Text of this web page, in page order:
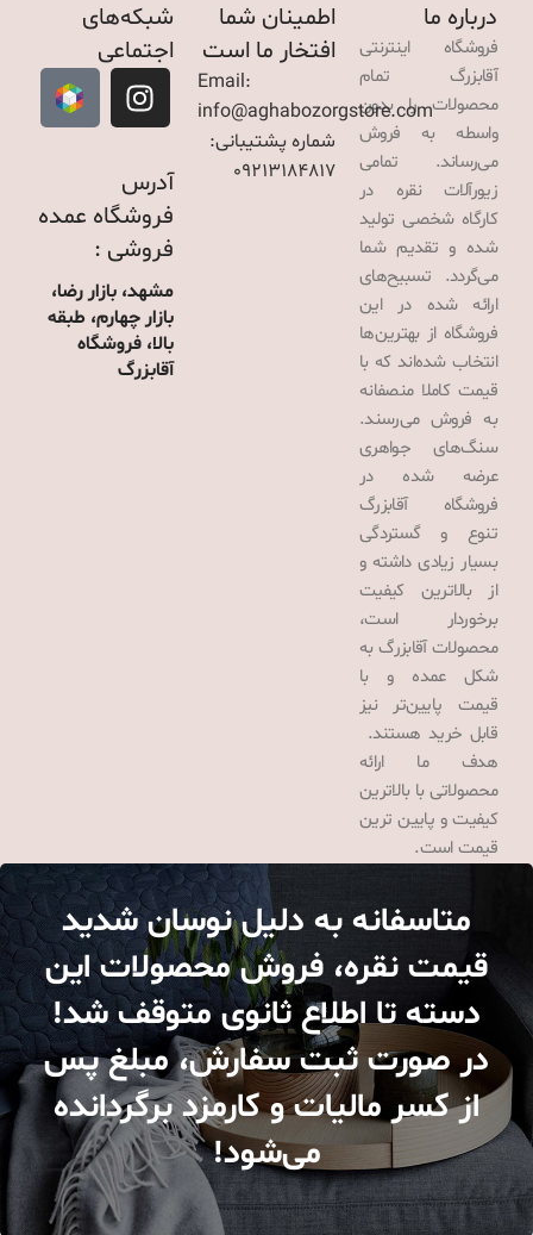
درباره ما
فروشگاه اینترنتی
آقابزرگ تمام
محصولات را بدون
واسطه به فروش
می‌رساند. تمامی
زیورآلات نقره در
کارگاه شخصی تولید
شده و تقدیم شما
می‌گردد. تسبیح‌های
ارائه شده در این
فروشگاه از بهترین‌ها
انتخاب شده‌اند که با
قیمت کاملا منصفانه
به فروش می‌رسند.
سنگ‌های جواهری
عرضه شده در
فروشگاه آقابزرگ
تنوع و گستردگی
بسیار زیادی داشته و
از بالاترین کیفیت
برخوردار است،
محصولات آقابزرگ به
شکل عمده و با
قیمت پایین‌تر نیز
قابل خرید هستند.
هدف ما ارائه
محصولاتی با بالاترین
کیفیت و پایین ترین
قیمت است.
اطمینان شما
افتخار ما است
Email:
info@aghabozorgstore.com
شماره پشتیبانی:
09213184817
شبکه‌های
اجتماعی
آدرس
فروشگاه عمده
فروشی :
مشهد، بازار رضا،
بازار چهارم، طبقه
بالا، فروشگاه
آقابزرگ
متاسفانه به دلیل نوسان شدید
قیمت نقره، فروش محصولات این
دسته تا اطلاع ثانوی متوقف شد!
در صورت ثبت سفارش، مبلغ پس
از کسر مالیات و کارمزد برگردانده
می‌شود!